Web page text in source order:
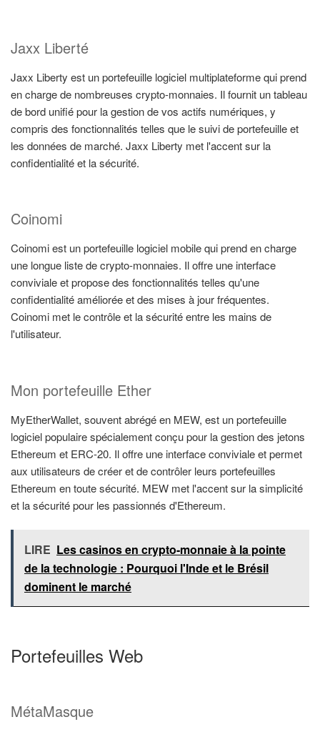
Jaxx Liberté
Jaxx Liberty est un portefeuille logiciel multiplateforme qui prend
en charge de nombreuses crypto-monnaies. Il fournit un tableau
de bord unifié pour la gestion de vos actifs numériques, y
compris des fonctionnalités telles que le suivi de portefeuille et
les données de marché. Jaxx Liberty met l'accent sur la
confidentialité et la sécurité.
Coinomi
Coinomi est un portefeuille logiciel mobile qui prend en charge
une longue liste de crypto-monnaies. Il offre une interface
conviviale et propose des fonctionnalités telles qu'une
confidentialité améliorée et des mises à jour fréquentes.
Coinomi met le contrôle et la sécurité entre les mains de
l'utilisateur.
Mon portefeuille Ether
MyEtherWallet, souvent abrégé en MEW, est un portefeuille
logiciel populaire spécialement conçu pour la gestion des jetons
Ethereum et ERC-20. Il offre une interface conviviale et permet
aux utilisateurs de créer et de contrôler leurs portefeuilles
Ethereum en toute sécurité. MEW met l'accent sur la simplicité
et la sécurité pour les passionnés d'Ethereum.
LIRE Les casinos en crypto-monnaie à la pointe
de la technologie : Pourquoi l'Inde et le Brésil
dominent le marché
Portefeuilles Web
MétaMasque